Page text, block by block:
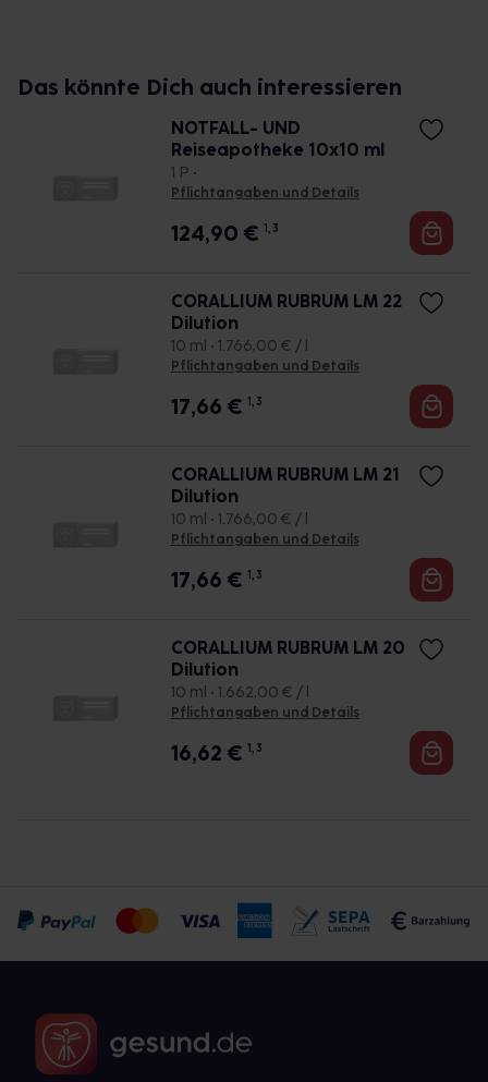
Das könnte Dich auch interessieren
NOTFALL- UND
Reiseapotheke 10x10 ml
1 P •
Pflichtangaben und Details
124,90 € 1, 3
CORALLIUM RUBRUM LM 22
Dilution
10 ml • 1.766,00 € / l
Pflichtangaben und Details
17,66 € 1, 3
CORALLIUM RUBRUM LM 21
Dilution
10 ml • 1.766,00 € / l
Pflichtangaben und Details
17,66 € 1, 3
CORALLIUM RUBRUM LM 20
Dilution
10 ml • 1.662,00 € / l
Pflichtangaben und Details
16,62 € 1, 3